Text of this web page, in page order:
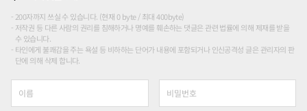
200자까지 쓰실 수 있습니다. (현재 0 byte / 최대 400byte)
저작권 등 다른 사람의 권리를 침해하거나 명예를 훼손하는 댓글은 관련 법률에 의해 제재를 받을
수 있습니다.
타인에게 불쾌감을 주는 욕설 등 비하하는 단어가 내용에 포함되거나 인신공격성 글은 관리자의 판
단에 의해 삭제 합니다.